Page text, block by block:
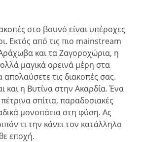
στο βουνό είναι υπέροχες
Εκτός από τις πιο mainstream
και τα Ζαγοροχώρια, η
μαγικά ορεινά μέρη στα
απολαύσετε τις διακοπές σας.
και η Βυτίνα στην Ακαρδία. Ένα
σπίτια, παραδοσιακές
μονοπάτια στη φύση. Ας
τι την κάνει τον κατάλληλο
εποχή.